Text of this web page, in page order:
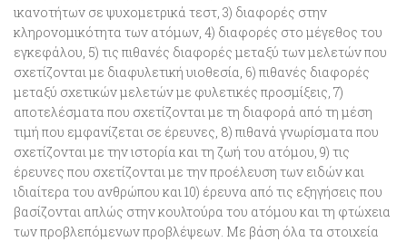
ικανοτήτων σε ψυχομετρικά τεστ, 3) διαφορές στην
κληρονομικότητα των ατόμων, 4) διαφορές στο μέγεθος του
εγκεφάλου, 5) τις πιθανές διαφορές μεταξύ των μελετών που
σχετίζονται με διαφυλετική υιοθεσία, 6) πιθανές διαφορές
μεταξύ σχετικών μελετών με φυλετικές προσμίξεις, 7)
αποτελέσματα που σχετίζονται με τη διαφορά από τη μέση
τιμή που εμφανίζεται σε έρευνες, 8) πιθανά γνωρίσματα που
σχετίζονται με την ιστορία και τη ζωή του ατόμου, 9) τις
έρευνες που σχετίζονται με την προέλευση των ειδών και
ιδιαίτερα του ανθρώπου και 10) έρευνα από τις εξηγήσεις που
βασίζονται απλώς στην κουλτούρα του ατόμου και τη φτώχεια
των προβλεπόμενων προβλέψεων. Με βάση όλα τα στοιχεία